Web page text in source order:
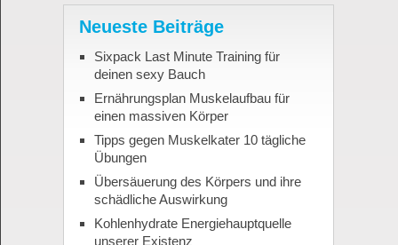
Neueste Beiträge
Sixpack Last Minute Training für
deinen sexy Bauch
Ernährungsplan Muskelaufbau für
einen massiven Körper
Tipps gegen Muskelkater 10 tägliche
Übungen
Übersäuerung des Körpers und ihre
schädliche Auswirkung
Kohlenhydrate Energiehauptquelle
unserer Existenz